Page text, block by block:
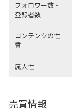
フォロワー数・
登録者数
コンテンツの性
質
属人性
売買情報